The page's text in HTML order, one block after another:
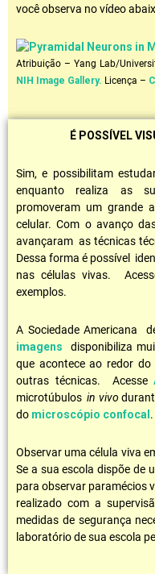
você observa no vídeo
Atribuição – Yang Lab/
NIH Image Gallery. Licença –
É POSSÍVEL
Sim, e possibilitam
enquanto realiza as
promoveram um grande
celular. Com o avanço
avançaram as técnicas
Dessa forma é possível
nas células vivas.
exemplos.
A Sociedade Americana
imagens
disponibiliza
que acontece ao redor do
outras técnicas. Acesse
microtúbulosin vivo
do microscópio confocal .
Observar uma célula viva
Se a sua escola dispõe de
para observar paramécios
realizado com a
medidas de segurança
laboratório de sua escola